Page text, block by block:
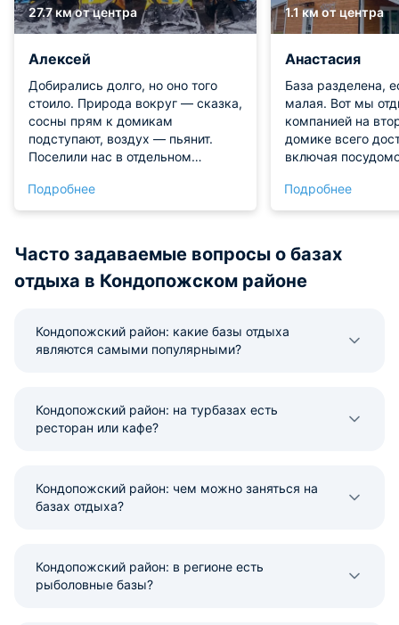
27.7 км от центра
Алексей
Добирались долго, но оно того
стоило. Природа вокруг — сказка,
сосны прям к домикам
подступают, воздух — пьянит.
Поселили нас в отдельном
из-за этого кажется, что ты прямо
в лесу находишься. Внутри все
дровах, топили дважды — пар
отличный, легкий, веники свежие.
скрипит.
Подробнее
1.1 км от центра
Анастасия
База разделена,
малая. Вот мы
компанией на
домике всего
включая
можно брать
другой
улице, так и
непогоды.
Подробнее
Часто задаваемые вопросы о базах
отдыха в Кондопожском районе
Кондопожский район: какие базы отдыха
являются самыми популярными?
Кондопожский район: на турбазах есть
ресторан или кафе?
Кондопожский район: чем можно заняться на
базах отдыха?
Кондопожский район: в регионе есть
рыболовные базы?